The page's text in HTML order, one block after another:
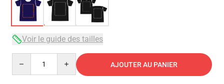
Voir le guide des tailles
AJOUTER AU PANIER